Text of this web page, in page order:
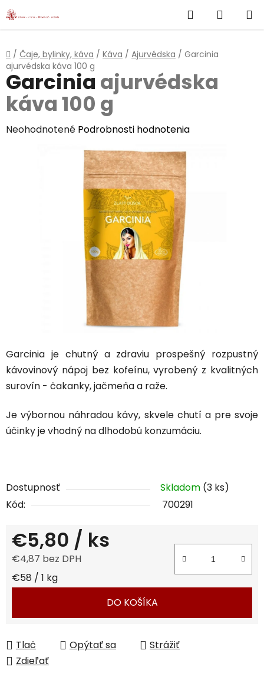
Prejsť
na
Hľadať
KOŠÍK
Domov
/ Čaje, bylinky, káva / Káva / Ajurvédska / Garcinia
ajurvédska káva 100 g
Garcinia je chutný a zdraviu prospešný rozpustný
kávovinový nápoj bez kofeínu, vyrobený z kvalitných
surovín - čakanky, jačmeňa a raže.
Je výbornou náhradou kávy, skvele chutí a pre svoje
účinky je vhodný na dlhodobú konzumáciu.
Dostupnosť Skladom (3 ks)
Kód:
700291
€5,80 / ks
€4,87 bez DPH
Jednotková cena:
€58 / 1 kg
DO KOŠÍKA
Tlač Opýtať sa
Strážiť
Zdieľať
Garcinia ajurvédska
káva 100 g
Priemerné
Neohodnotené Podrobnosti hodnotenia